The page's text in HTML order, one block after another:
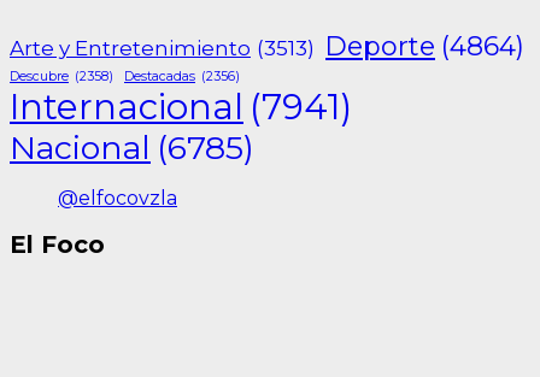
Arte y Entretenimiento (3513) Deporte (4864)
Descubre (2358) Destacadas (2356)
Internacional (7941)
Nacional (6785)
@elfocovzla
El Foco